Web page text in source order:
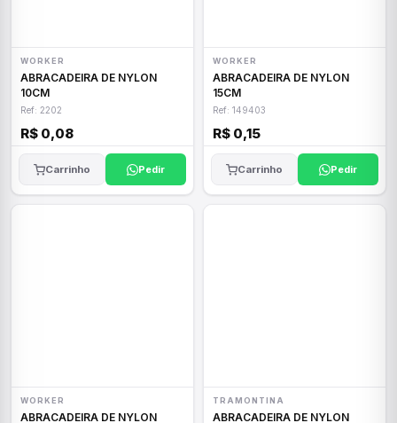
WORKER
ABRACADEIRA DE NYLON
10CM
Ref: 2202
R$ 0,08
Carrinho Pedir
WORKER
ABRACADEIRA DE NYLON
15CM
Ref: 149403
R$ 0,15
Carrinho Pedir
WORKER
ABRACADEIRA DE NYLON
TRAMONTINA
ABRACADEIRA DE NYLON